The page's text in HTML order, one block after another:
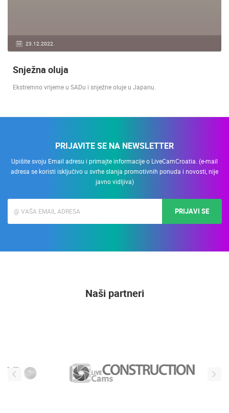
23.12.2022.
Snježna oluja
Ekstremno vrijeme u SADu i snježne oluje u Japanu.
PRIJAVITE SE NA NEWSLETTER
Upišite svoju Email adresu i primajte informacije o LiveCamCroatia. (e-mail
adresa se koristi isključivo u svrhe slanja promotivnih ponuda i novosti, nije
javno vidljiva)
PRIJAVI SE
Naši partneri